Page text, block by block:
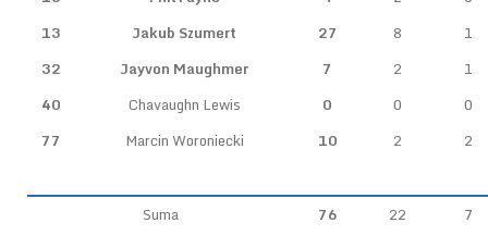
13
Jakub Szumert 27 8
1
32
Jayvon Maughmer 7 2
1
40
Chavaughn Lewis 0 0
0
77
Marcin Woroniecki 10 2 2
Suma 76 22 7